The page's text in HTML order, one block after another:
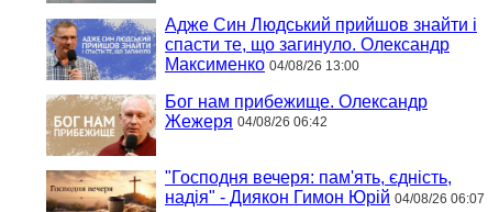
Адже Син Людський прийшов знайти і
спасти те, що загинуло. Олександр
Максименко 04/08/26 13:00
Бог нам прибежище. Олександр
Жежеря 04/08/26 06:42
"Господня вечеря: пам'ять, єдність,
надія" - Диякон Гимон Юрій 04/08/26 06:07